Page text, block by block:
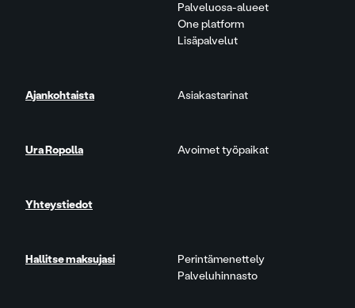
Palveluosa-alueet
One platform
Lisäpalvelut
Ajankohtaista Asiakastarinat
Ura Ropolla Avoimet työpaikat
Yhteystiedot
Hallitse maksujasi
Perintämenettely
Palveluhinnasto